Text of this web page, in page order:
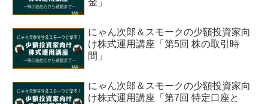
金」
にゃん次郎＆スモークの少額投資家向
け株式運用講座「第5回 株の取引時
間」
にゃん次郎＆スモークの少額投資家向
け株式運用講座「第7回 特定口座と